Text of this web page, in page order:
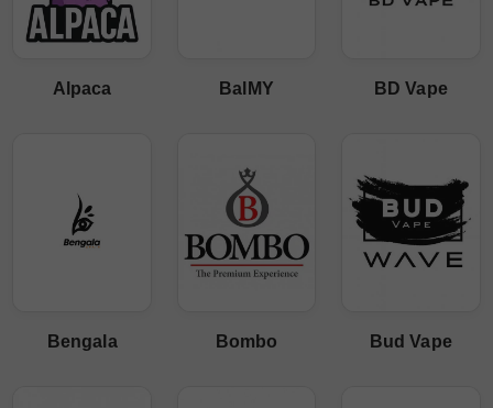
Alpaca BalMY BD Vape
Bengala Bombo Bud Vape